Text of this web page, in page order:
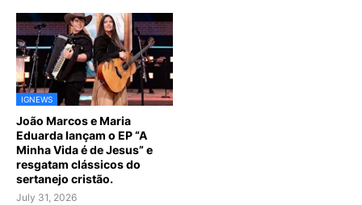
IGNEWS
João Marcos e Maria
Eduarda lançam o EP “A
Minha Vida é de Jesus” e
resgatam clássicos do
sertanejo cristão.
July 31, 2026